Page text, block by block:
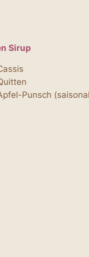
Sirup
Punsch